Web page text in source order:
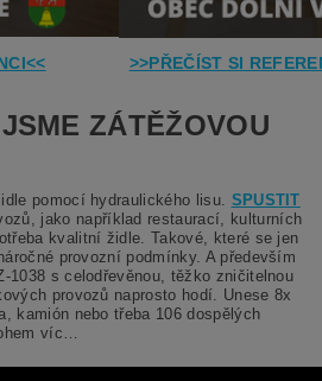
>>PŘEČÍST SI
ZÁTĚŽOVOU
pomocí hydraulického lisu. SPUSTIT
jako například restaurací, kulturních
kvalitní židle. Takové, které se jen
provozní podmínky. A především
1038 s celodřevěnou, těžko zničitelnou
provozů naprosto hodí. Unese 8x
kamión nebo třeba 106 dospělých
víc…